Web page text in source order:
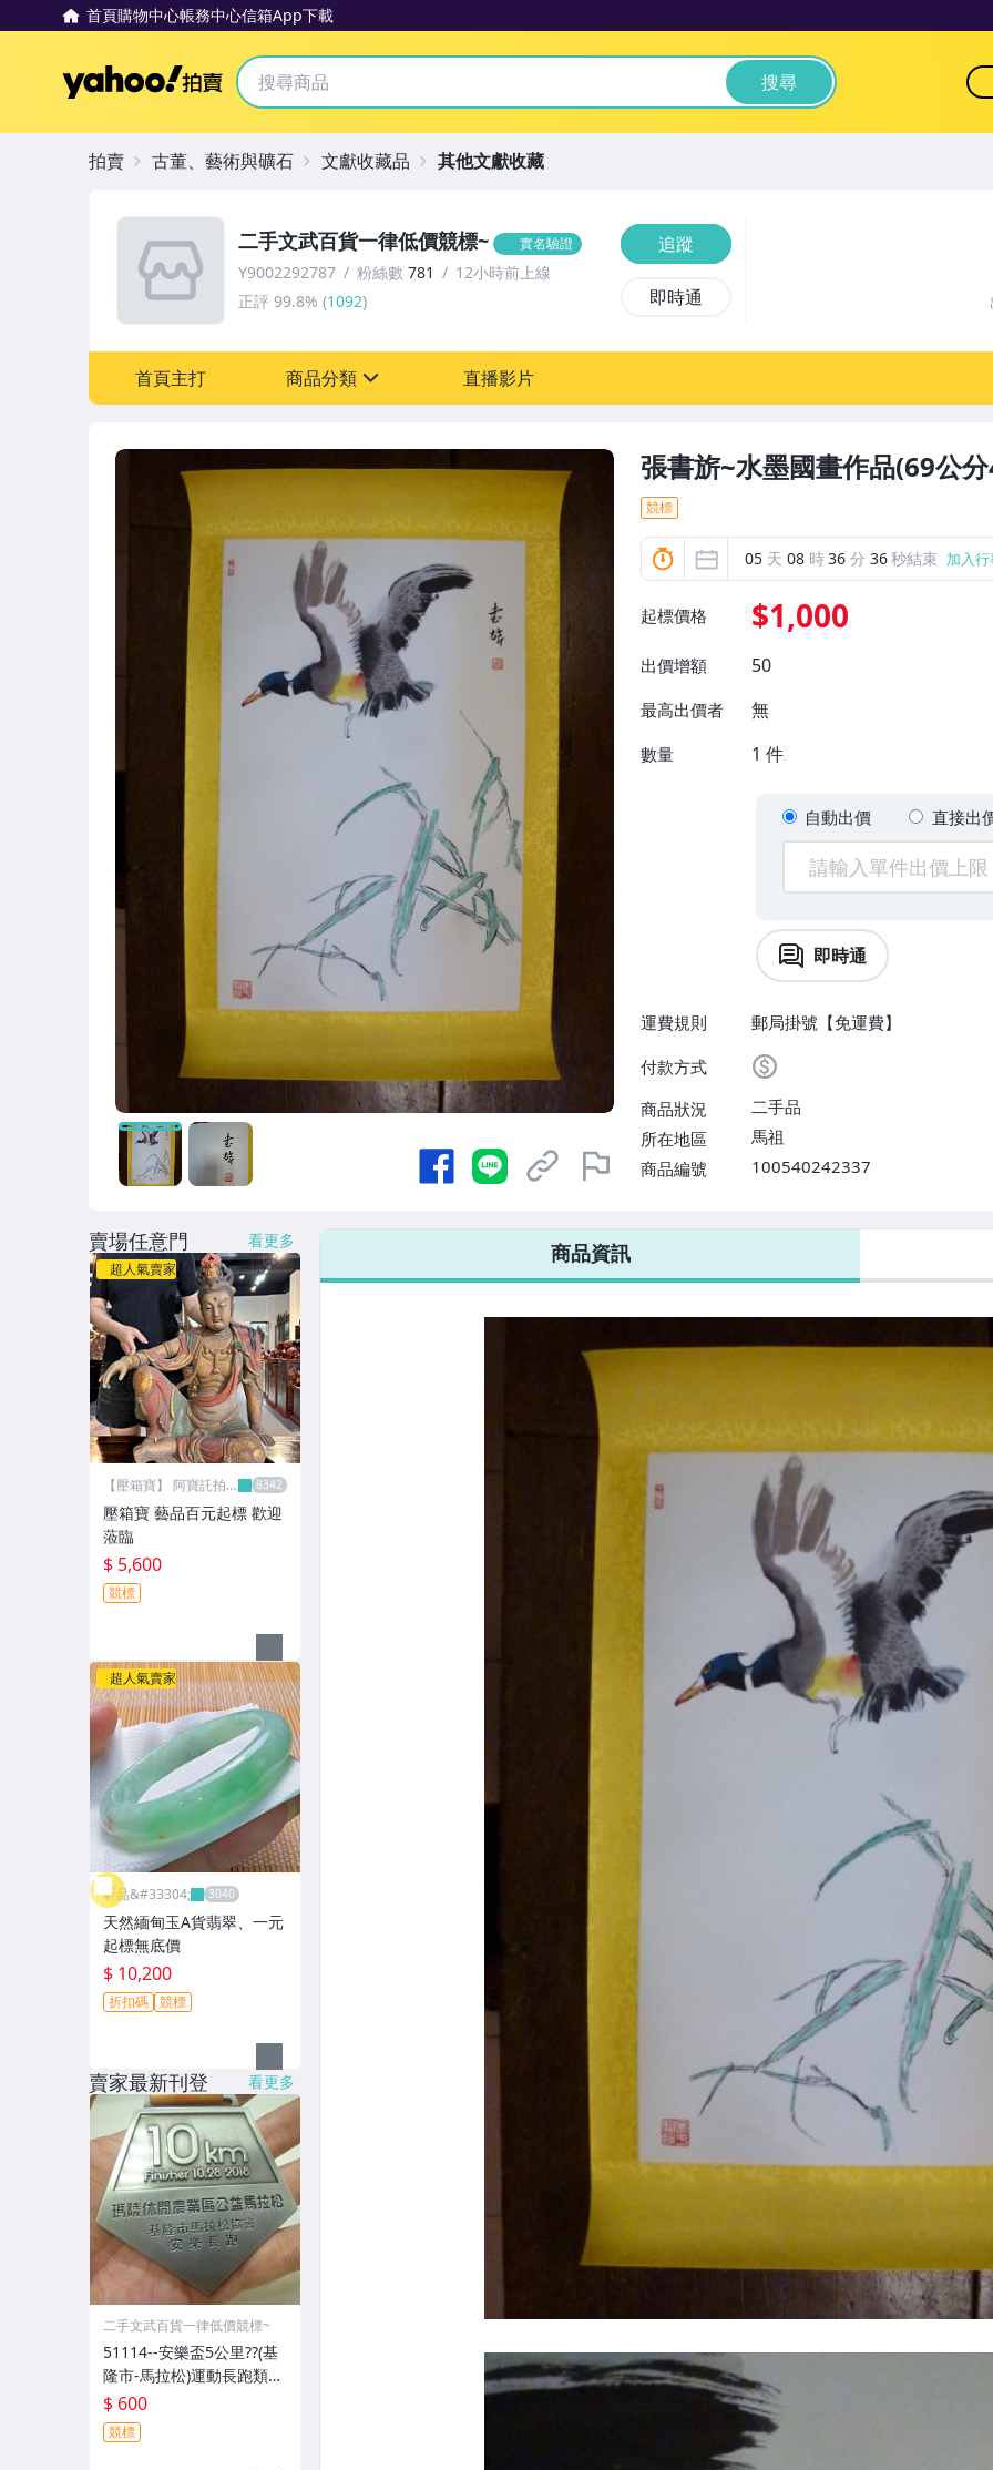
首頁購物中心帳務中心信箱App下載
Yahoo拍賣 搜尋
張書旂~水墨國畫作品(69公
競標
05 天 08 時36 分 34秒結束 加入
起標價格 $1,000
出價增額 50
最高出價者 無
數量 1 件
自動出價 直接出
即時通
運費規則
郵局掛號【免運費】
付款方式
商品狀況
二手品
所在地區
馬祖
商品編號
100540242337
二手文武百貨一律低價競標~ 實名驗證
Y9002292787 粉絲數 781
12小時前上線
正評 99.8% (1092)
追蹤
即時通
首頁主打 商品分類
玩具、模型與公仔
直播影片
拍賣 古董、藝術與礦石 文獻收藏品 其他文獻收藏
商品資訊
賣場任意門 看更多
超人氣賣家
【壓箱寶】 阿寶託拍
壓箱寶 藝品百元起標 歡迎
蒞臨
$ 5,600
競標
超人氣賣家
昕品&#33304;
天然緬甸玉A貨翡翠、一元
起標無底價
$ 10,200
折扣碼 競標
賣家最新刊登 看更多
二手文武百貨一律低價競標~
51114--安樂盃5公里??(基
隆市-馬拉松)運動長跑類20
18年-精緻獎牌??紀念章??
(金屬材質-郵寄免運費)
$ 600
競標